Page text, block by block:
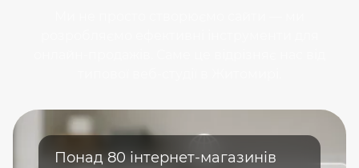
Понад 80 інтернет-магазинів